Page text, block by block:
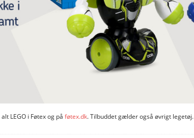
LEGO i Føtex og på føtex.dk. Tilbuddet gælder også øvrigt legetøj.